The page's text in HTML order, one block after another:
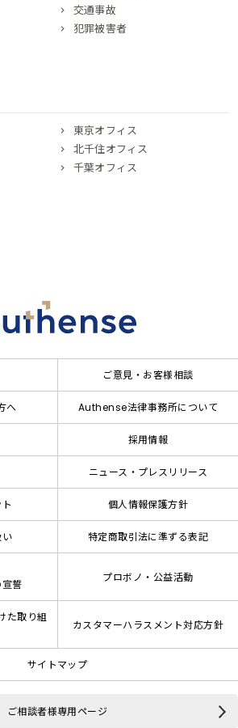
交通事故
犯罪被害者
東京オフィス
北千住オフィス
千葉オフィス
ご意見・お客様相談
へ Authense法律事務所について
採用情報
ニュース・プレスリリース
個人情報保護方針
特定商取引法に準ずる表記
誓
プロボノ・公益活動
た取り組
カスタマーハラスメント対応方針
サイトマップ
ご相談者様専用ページ